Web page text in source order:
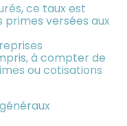
ce taux est
primes versées aux
à compter de
ou cotisations